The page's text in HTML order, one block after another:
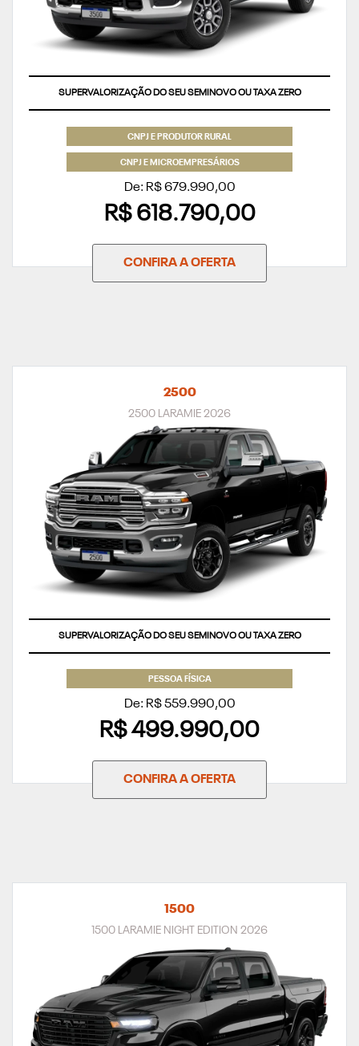
SUPERVALORIZAÇÃO DO SEU SEMINOVO OU TAXA ZERO
CNPJ E PRODUTOR RURAL
CNPJ E MICROEMPRESÁRIOS
De: R$ 679.990,00
R$ 618.790,00
CONFIRA A OFERTA
2500
2500 LARAMIE 2026
SUPERVALORIZAÇÃO DO SEU SEMINOVO OU TAXA ZERO
PESSOA FÍSICA
De: R$ 559.990,00
R$ 499.990,00
CONFIRA A OFERTA
1500
1500 LARAMIE NIGHT EDITION 2026